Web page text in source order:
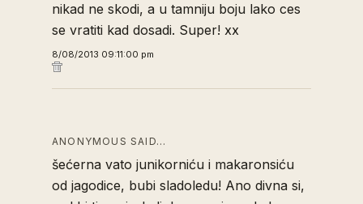
nikad ne skodi, a u tamniju boju lako ces
se vratiti kad dosadi. Super! xx
8/08/2013 09:11:00 pm
ANONYMOUS SAID…
šećerna vato junikorniću i makaronsiću
od jagodice, bubi sladoledu! Ano divna si,